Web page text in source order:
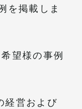
を掲載しま
望様の事例
経営および